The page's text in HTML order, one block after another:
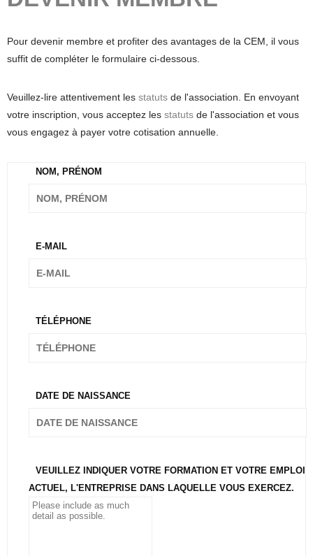
Pour devenir membre et profiter des avantages de la CEM, il vous
suffit de compléter le formulaire ci-dessous.
Veuillez-lire attentivement les statuts de l'association. En envoyant
votre inscription, vous acceptez les statuts de l'association et vous
vous engagez à payer votre cotisation annuelle.
NOM, PRÉNOM
E-MAIL
TÉLÉPHONE
DATE DE NAISSANCE
VEUILLEZ INDIQUER VOTRE FORMATION ET VOTRE EMPLOI
ACTUEL, L'ENTREPRISE DANS LAQUELLE VOUS EXERCEZ.